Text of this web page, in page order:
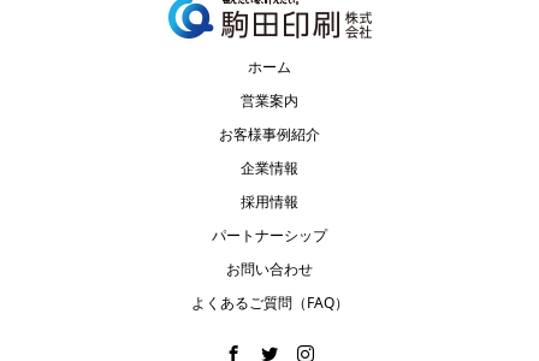
ホーム
営業案内
お客様事例紹介
企業情報
採用情報
パートナーシップ
お問い合わせ
よくあるご質問（FAQ）